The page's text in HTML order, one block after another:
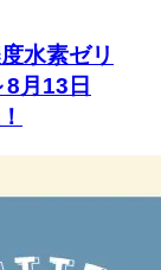
水素ゼリ
月13日